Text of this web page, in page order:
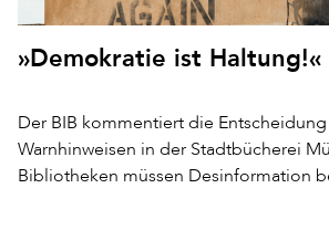
»Demokratie ist Haltung!«
Der BIB kommentiert die
Warnhinweisen in der Stadtbücherei
Bibliotheken müssen Desinformation